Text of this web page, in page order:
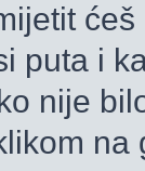
puta i
nije